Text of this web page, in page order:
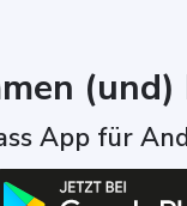
App für